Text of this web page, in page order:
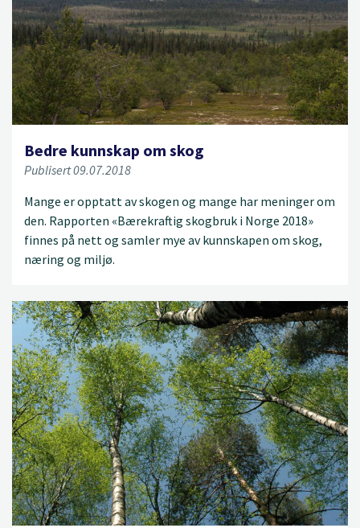
Bedre kunnskap om skog
Publisert 09.07.2018
Mange er opptatt av skogen og mange har meninger om
den. Rapporten «Bærekraftig skogbruk i Norge 2018»
finnes på nett og samler mye av kunnskapen om skog,
næring og miljø.